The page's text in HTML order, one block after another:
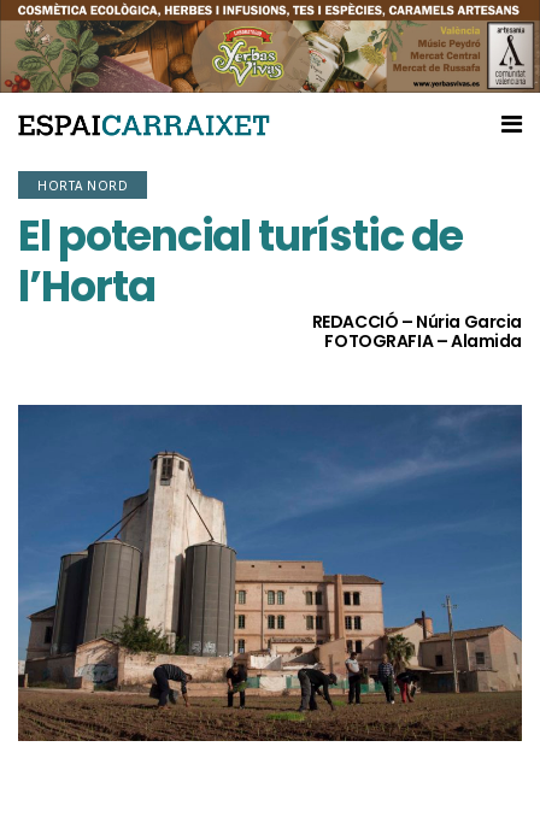
HORTA NORD
El potencial turístic de
l’Horta
REDACCIÓ – Núria Garcia
FOTOGRAFIA – Alamida